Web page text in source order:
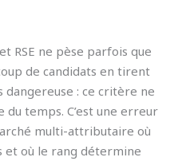
RSE ne pèse parfois que
de candidats en tirent
dangereuse : ce critère ne
du temps. C’est une erreur
multi-attributaire où
et où le rang détermine